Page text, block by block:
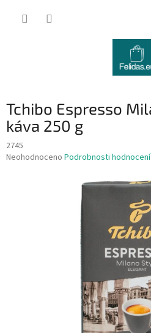
Tchibo Espresso
káva 250 g
2745
Průměrné
Neohodnoceno Podrobnosti hodnocení